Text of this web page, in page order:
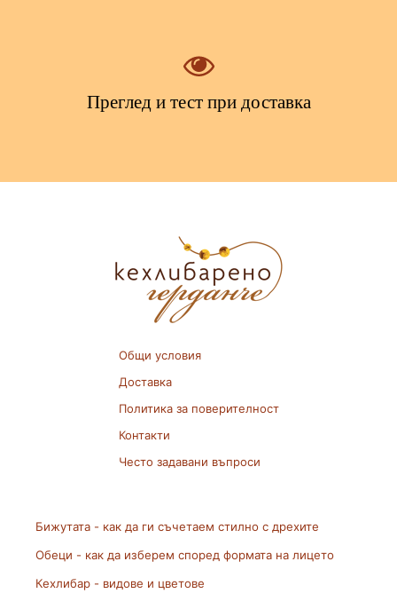
Преглед и тест при доставка
Общи условия
Доставка
Политика за поверителност
Контакти
Често задавани въпроси
Бижутата - как да ги съчетаем стилно с дрехите
Обеци - как да изберем според формата на лицето
Кехлибар - видове и цветове